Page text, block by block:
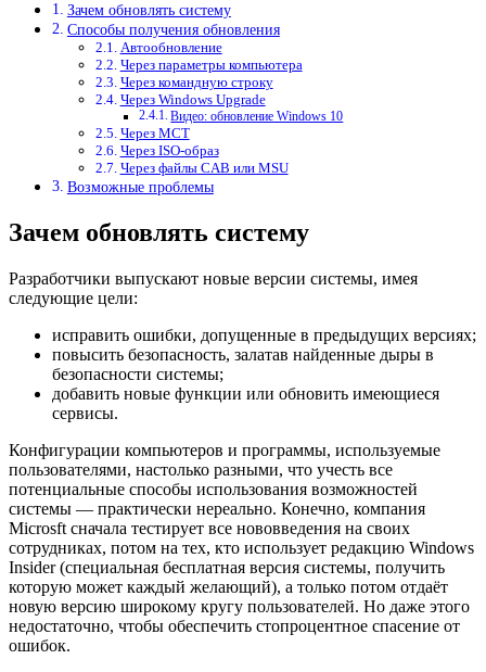
Зачем обновлять систему
Способы получения обновления
Автообновление
Через параметры компьютера
Через командную строку
Через Windows Upgrade
Видео: обновление Windows 10
Через MCT
Через ISO-образ
Через файлы CAB или MSU
Возможные проблемы
Зачем обновлять систему
Разработчики выпускают новые версии системы, имея
следующие цели:
исправить ошибки, допущенные в предыдущих версиях;
повысить безопасность, залатав найденные дыры в
безопасности системы;
добавить новые функции или обновить имеющиеся
сервисы.
Конфигурации компьютеров и программы, используемые
пользователями, настолько разными, что учесть все
потенциальные способы использования возможностей
системы — практически нереально. Конечно, компания
Microsft сначала тестирует все нововведения на своих
сотрудниках, потом на тех, кто использует редакцию Windows
Insider (специальная бесплатная версия системы, получить
которую может каждый желающий), а только потом отдаёт
новую версию широкому кругу пользователей. Но даже этого
недостаточно, чтобы обеспечить стопроцентное спасение от
ошибок.